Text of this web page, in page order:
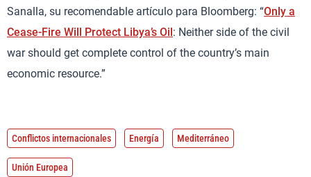
Sanalla, su recomendable artículo para Bloomberg: “Only a
Cease-Fire Will Protect Libya’s Oil: Neither side of the civil
war should get complete control of the country’s main
economic resource.”
Conflictos internacionales Energía Mediterráneo
Unión Europea